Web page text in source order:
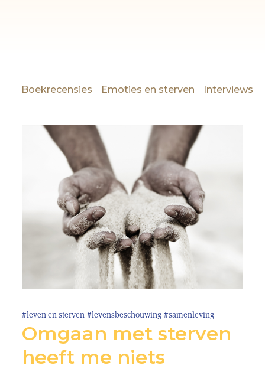
Boekrecensies Emoties en sterven Interviews
#leven en sterven #levensbeschouwing #samenleving
Omgaan met sterven
heeft me niets